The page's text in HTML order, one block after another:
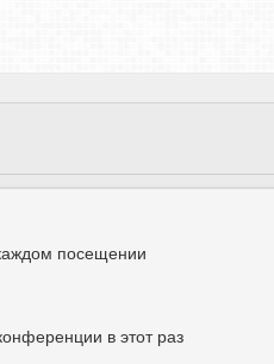
посещении
в этот раз